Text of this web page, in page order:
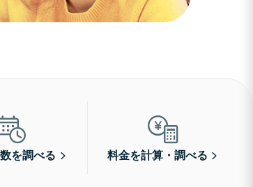
を調べる 料金を計算・調べる